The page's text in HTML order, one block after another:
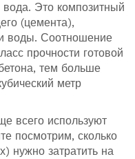
Это композитный
(цемента),
воды. Соотношение
прочности готовой
тем больше
метр
всего используют
посмотрим, сколько
нужно затратить на